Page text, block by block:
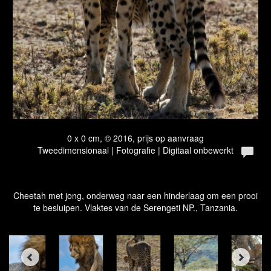
0 x 0 cm, © 2016, prijs op aanvraag
Tweedimensionaal | Fotografie | Digitaal onbewerkt
Cheetah met jong, onderweg naar een hinderlaag om een prooi
te besluipen. Vlaktes van de Serengeti NP., Tanzania.